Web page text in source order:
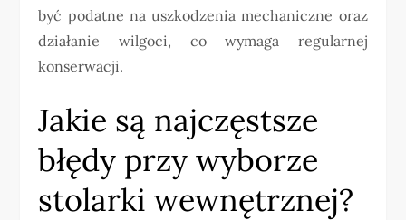
być podatne na uszkodzenia mechaniczne oraz
działanie wilgoci, co wymaga regularnej
konserwacji.
Jakie są najczęstsze
błędy przy wyborze
stolarki wewnętrznej?